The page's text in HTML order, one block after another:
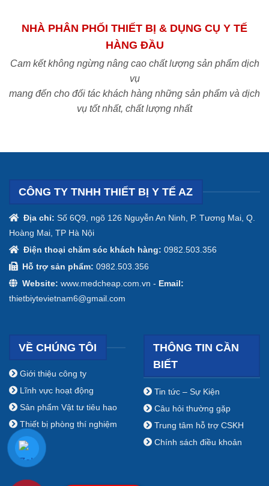
NHÀ PHÂN PHỐI THIẾT BỊ & DỤNG CỤ Y TẾ
HÀNG ĐẦU
Cam kết không ngừng nâng cao chất lượng sản phẩm dịch
vụ
mang đến cho đối tác khách hàng những sản phẩm và dịch
vụ tốt nhất, chất lượng nhất
CÔNG TY TNHH THIẾT BỊ Y TẾ AZ
Địa chỉ: Số 6Q9, ngõ 126 Nguyễn An Ninh, P. Tương Mai, Q.
Hoàng Mai, TP Hà Nội
Điện thoại chăm sóc khách hàng: 0982.503.356
Hỗ trợ sản phẩm: 0982.503.356
Website: www.medcheap.com.vn - Email:
thietbiytevietnam6@gmail.com
VỀ CHÚNG TÔI
Giới thiệu công ty
Lĩnh vực hoạt động
Sản phẩm Vật tư tiêu hao
Thiết bị phòng thí nghiệm
THÔNG TIN CẦN
BIẾT
Tin tức – Sự Kiện
Câu hỏi thường gặp
Trung tâm hỗ trợ CSKH
Chính sách điều khoản